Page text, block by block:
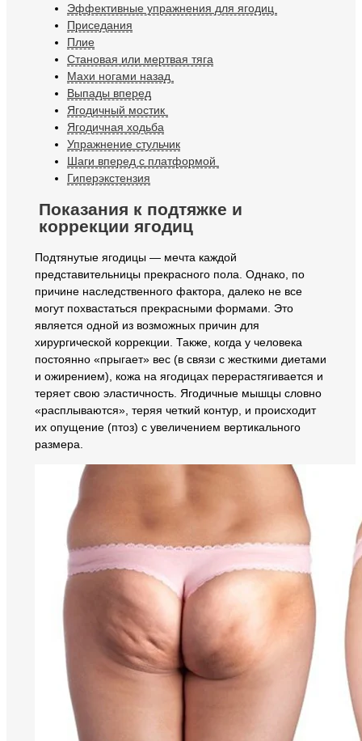
Эффективные упражнения для ягодиц
Приседания
Плие
Становая или мертвая тяга
Махи ногами назад
Выпады вперед
Ягодичный мостик
Ягодичная ходьба
Упражнение стульчик
Шаги вперед с платформой
Гиперэкстензия
Показания к подтяжке и
коррекции ягодиц
Подтянутые ягодицы — мечта каждой
представительницы прекрасного пола. Однако, по
причине наследственного фактора, далеко не все
могут похвастаться прекрасными формами. Это
является одной из возможных причин для
хирургической коррекции. Также, когда у человека
постоянно «прыгает» вес (в связи с жесткими диетами
и ожирением), кожа на ягодицах перерастягивается и
теряет свою эластичность. Ягодичные мышцы словно
«расплываются», теряя четкий контур, и происходит
их опущение (птоз) с увеличением вертикального
размера.